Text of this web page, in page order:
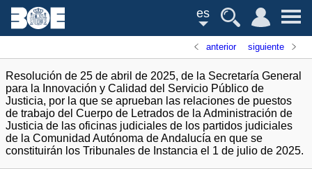
es
anterior siguiente
Resolución de 25 de abril de 2025, de la Secretaría General
para la Innovación y Calidad del Servicio Público de
Justicia, por la que se aprueban las relaciones de puestos
de trabajo del Cuerpo de Letrados de la Administración de
Justicia de las oficinas judiciales de los partidos judiciales
de la Comunidad Autónoma de Andalucía en que se
constituirán los Tribunales de Instancia el 1 de julio de 2025.